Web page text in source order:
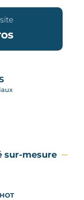
sur-mesure